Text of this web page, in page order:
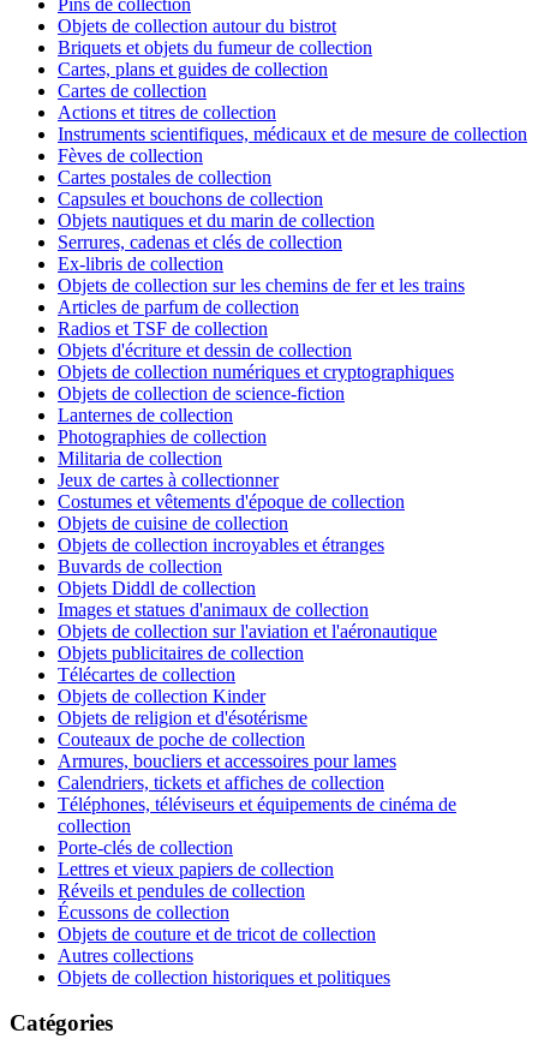
Objets de collection autour du bistrot
Briquets et objets du fumeur de collection
Cartes, plans et guides de collection
Cartes de collection
Actions et titres de collection
Instruments scientifiques, médicaux et de mesure de collection
Fèves de collection
Cartes postales de collection
Capsules et bouchons de collection
Objets nautiques et du marin de collection
Serrures, cadenas et clés de collection
Ex-libris de collection
Objets de collection sur les chemins de fer et les trains
Articles de parfum de collection
Radios et TSF de collection
Objets d'écriture et dessin de collection
Objets de collection numériques et cryptographiques
Objets de collection de science-fiction
Lanternes de collection
Photographies de collection
Militaria de collection
Jeux de cartes à collectionner
Costumes et vêtements d'époque de collection
Objets de cuisine de collection
Objets de collection incroyables et étranges
Buvards de collection
Objets Diddl de collection
Images et statues d'animaux de collection
Objets de collection sur l'aviation et l'aéronautique
Objets publicitaires de collection
Télécartes de collection
Objets de collection Kinder
Objets de religion et d'ésotérisme
Couteaux de poche de collection
Armures, boucliers et accessoires pour lames
Calendriers, tickets et affiches de collection
Téléphones, téléviseurs et équipements de cinéma de
collection
Porte-clés de collection
Lettres et vieux papiers de collection
Réveils et pendules de collection
Écussons de collection
Objets de couture et de tricot de collection
Autres collections
Objets de collection historiques et politiques
Catégories